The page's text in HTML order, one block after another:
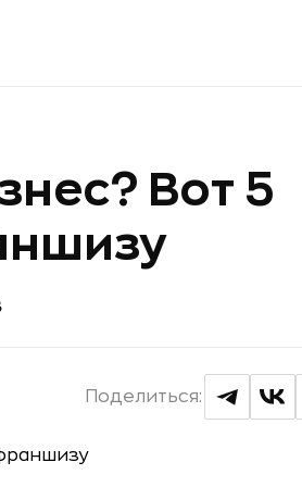
Вот 5
Поделиться: